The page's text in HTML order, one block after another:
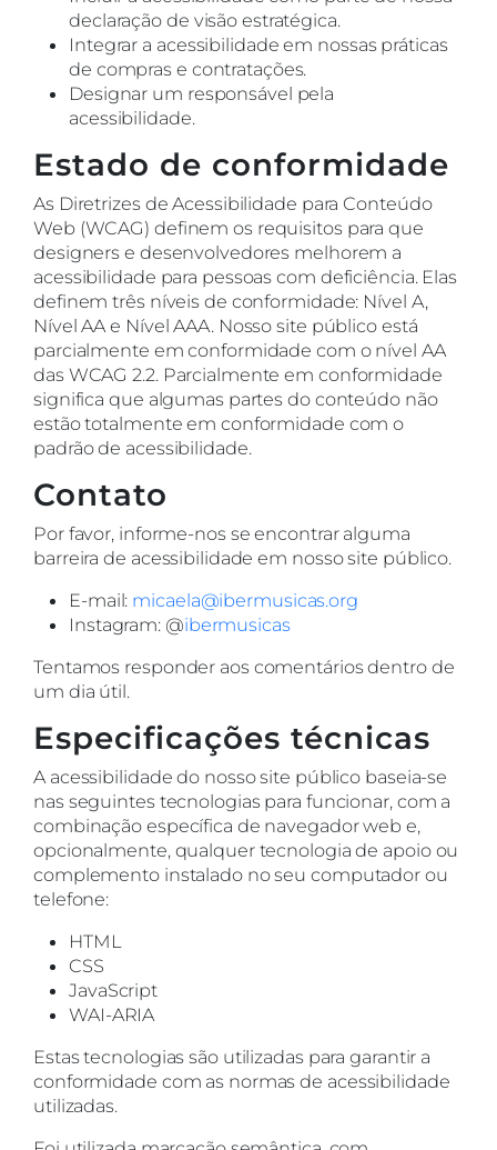
declaração de visão estratégica.
Integrar a acessibilidade em nossas práticas
de compras e contratações.
Designar um responsável pela
acessibilidade.
Estado de conformidade
As Diretrizes de Acessibilidade para Conteúdo
Web (WCAG) definem os requisitos para que
designers e desenvolvedores melhorem a
acessibilidade para pessoas com deficiência. Elas
definem três níveis de conformidade: Nível A,
Nível AA e Nível AAA. Nosso site público está
parcialmente em conformidade com o nível AA
das WCAG 2.2. Parcialmente em conformidade
significa que algumas partes do conteúdo não
estão totalmente em conformidade com o
padrão de acessibilidade.
Contato
Por favor, informe-nos se encontrar alguma
barreira de acessibilidade em nosso site público.
E-mail: micaela@ibermusicas.org
Instagram: @ibermusicas
Tentamos responder aos comentários dentro de
um dia útil.
Especificações técnicas
A acessibilidade do nosso site público baseia-se
nas seguintes tecnologias para funcionar, com a
combinação específica de navegador web e,
opcionalmente, qualquer tecnologia de apoio ou
complemento instalado no seu computador ou
telefone:
HTML
CSS
JavaScript
WAI-ARIA
Estas tecnologias são utilizadas para garantir a
conformidade com as normas de acessibilidade
utilizadas.